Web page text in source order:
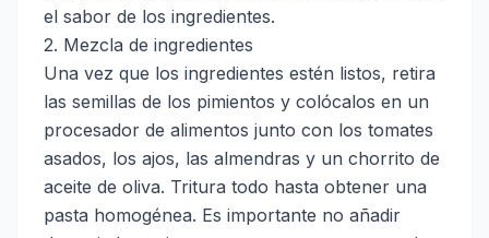
el sabor de los ingredientes.
2. Mezcla de ingredientes
Una vez que los ingredientes estén listos, retira
las semillas de los pimientos y colócalos en un
procesador de alimentos junto con los tomates
asados, los ajos, las almendras y un chorrito de
aceite de oliva. Tritura todo hasta obtener una
pasta homogénea. Es importante no añadir